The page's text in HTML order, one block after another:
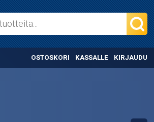
OSTOSKORI KASSALLE KIRJAUDU